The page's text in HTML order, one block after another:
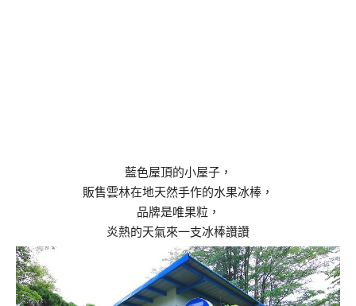
藍色屋頂的小屋子，
販售雲林在地天然手作的水果冰棒，
品牌是唯果粒，
炎熱的天氣來一支冰棒讚讚